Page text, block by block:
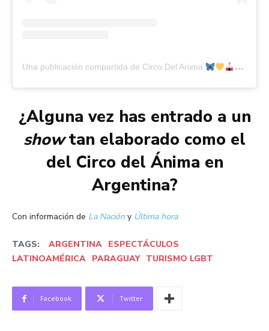
Una publicación compartida de Circo Del Anima
¿Alguna vez has entrado a un
showtan elaborado como el
del Circo del Ánima en
Argentina?
Con información de La Nación y Última hora
TAGS: ARGENTINA ESPECTÁCULOS
LATINOAMÉRICA PARAGUAY TURISMO LGBT
Facebook Twitter